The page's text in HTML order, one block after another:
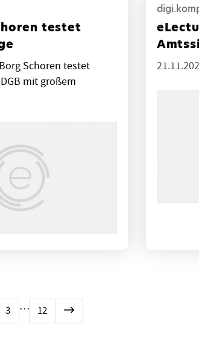
testet
Schoren testet
mit großem
3 … 12